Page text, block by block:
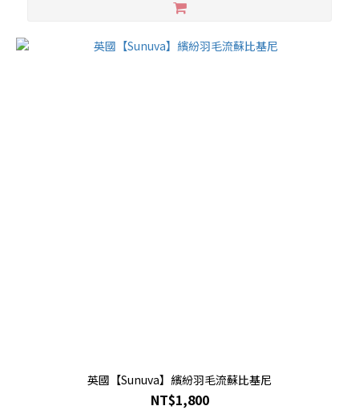
英國【Sunuva】繽紛羽毛流蘇比基尼
NT$1,800